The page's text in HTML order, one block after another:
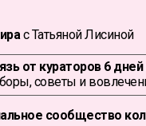
от кураторов 6
советы и
с Татьяной Лисиной
сообщество